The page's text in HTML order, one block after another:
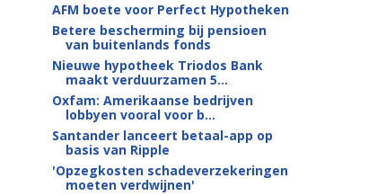
AFM boete voor Perfect Hypotheken
Betere bescherming bij pensioen
van buitenlands fonds
Nieuwe hypotheek Triodos Bank
maakt verduurzamen 5...
Oxfam: Amerikaanse bedrijven
lobbyen vooral voor b...
Santander lanceert betaal-app op
basis van Ripple
'Opzegkosten schadeverzekeringen
moeten verdwijnen'